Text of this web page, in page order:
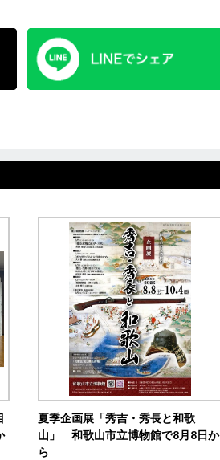
夏季企画展「秀吉・秀長と和歌
山」 和歌山市立博物館で8月8日か
ら